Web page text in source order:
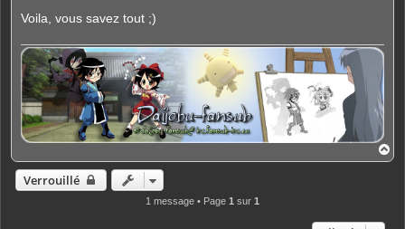
Voila, vous savez tout ;)
a
Verrouillé
1 message • Page 1 sur 1